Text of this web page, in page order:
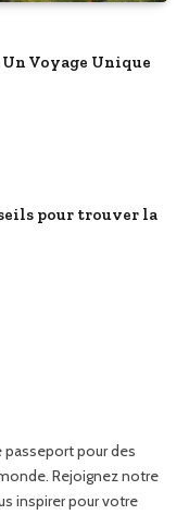
Un Voyage Unique
pour trouver la
passeport pour des
Rejoignez notre
inspirer pour votre